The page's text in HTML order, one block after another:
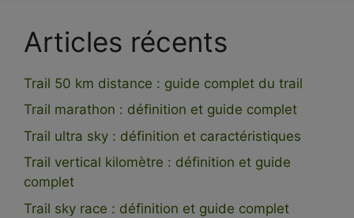
Articles récents
Trail 50 km distance : guide complet du trail
Trail marathon : définition et guide complet
Trail ultra sky : définition et caractéristiques
Trail vertical kilomètre : définition et guide
complet
Trail sky race : définition et guide complet